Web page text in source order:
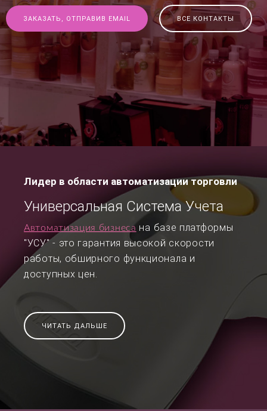
ЗАКАЗАТЬ, ОТПРАВИВ EMAIL ВСЕ КОНТАКТЫ
Лидер в области автоматизации торговли
Универсальная Система Учета
Автоматизация бизнеса на базе платформы
"УСУ" - это гарантия высокой скорости
работы, обширного функционала и
доступных цен.
ЧИТАТЬ ДАЛЬШЕ